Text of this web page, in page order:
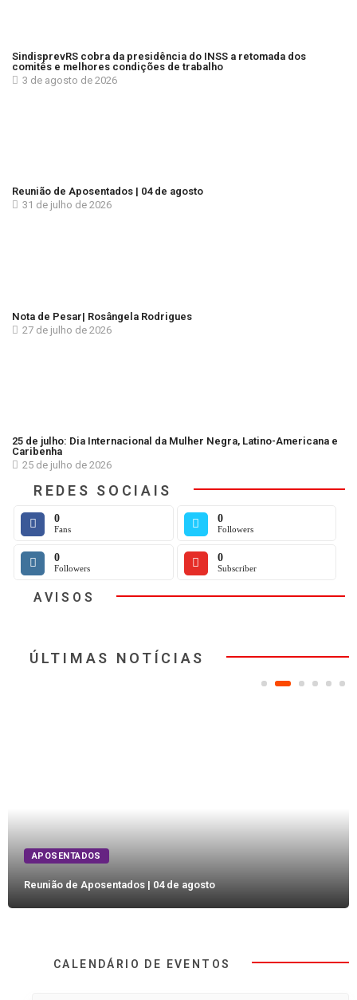
SindisprevRS cobra da presidência do INSS a retomada dos
comitês e melhores condições de trabalho
3 de agosto de 2026
Reunião de Aposentados | 04 de agosto
31 de julho de 2026
Nota de Pesar| Rosângela Rodrigues
27 de julho de 2026
25 de julho: Dia Internacional da Mulher Negra, Latino-Americana e
Caribenha
25 de julho de 2026
REDES SOCIAIS
0
Fans
0
Followers
0
Followers
0
Subscriber
AVISOS
ÚLTIMAS NOTÍCIAS
APOSENTADOS
Reunião de Aposentados | 04 de agosto
CALENDÁRIO DE EVENTOS